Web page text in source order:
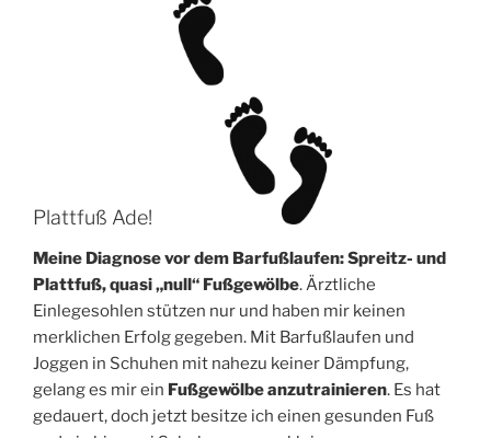
Plattfuß Ade!
Meine Diagnose vor dem Barfußlaufen:Spreitz- und
Plattfuß, quasi „null“ Fußgewölbe. Ärztliche
Einlegesohlen stützen nur und haben mir keinen
merklichen Erfolg gegeben. Mit Barfußlaufen und
Joggen in Schuhen mit nahezu keiner Dämpfung,
gelang es mir ein Fußgewölbe anzutrainieren. Es hat
gedauert, doch jetzt besitze ich einen gesunden Fuß